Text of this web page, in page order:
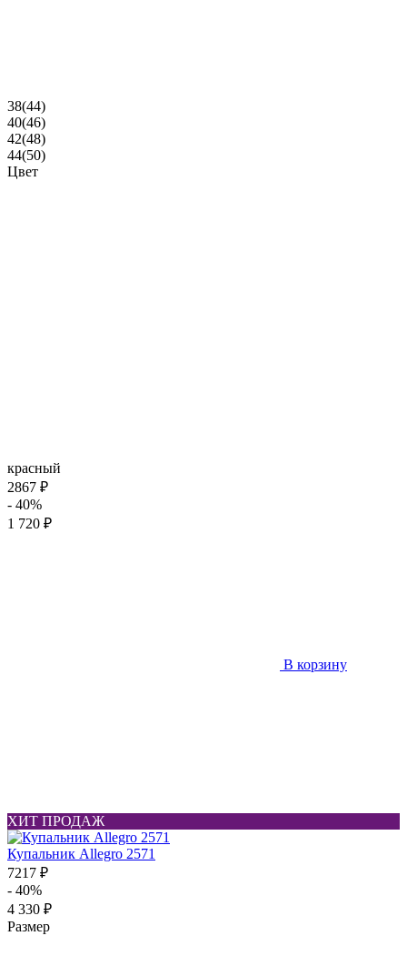
38(44)
40(46)
42(48)
44(50)
Цвет
красный
2867 ₽
- 40%
1 720 ₽
В корзину
ХИТ ПРОДАЖ
Купальник Allegro 2571
7217 ₽
- 40%
4 330 ₽
Размер